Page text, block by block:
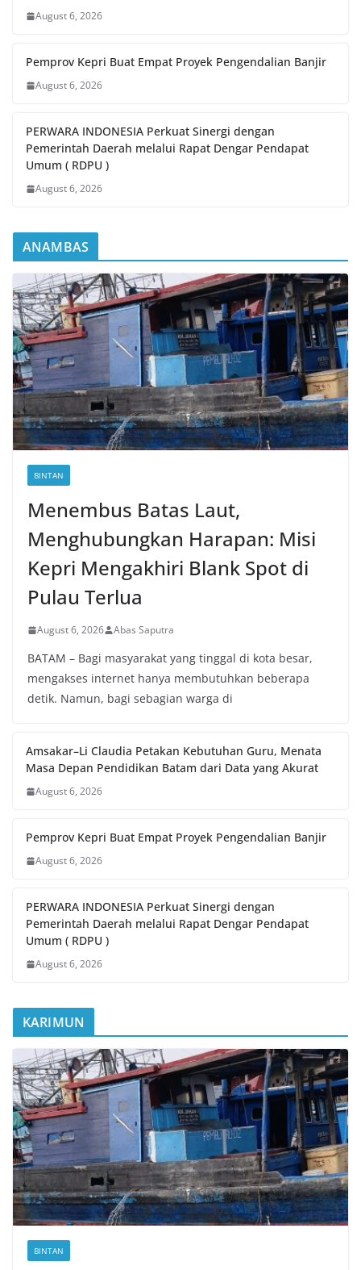
August 6, 2026
Pemprov Kepri Buat Empat Proyek Pengendalian Banjir
August 6, 2026
PERWARA INDONESIA Perkuat Sinergi dengan
Pemerintah Daerah melalui Rapat Dengar Pendapat
Umum ( RDPU )
August 6, 2026
ANAMBAS
BINTAN
Menembus Batas Laut,
Menghubungkan Harapan: Misi
Kepri Mengakhiri Blank Spot di
Pulau Terlua
August 6, 2026 Abas Saputra
BATAM – Bagi masyarakat yang tinggal di kota besar,
mengakses internet hanya membutuhkan beberapa
detik. Namun, bagi sebagian warga di
Amsakar–Li Claudia Petakan Kebutuhan Guru, Menata
Masa Depan Pendidikan Batam dari Data yang Akurat
August 6, 2026
Pemprov Kepri Buat Empat Proyek Pengendalian Banjir
August 6, 2026
PERWARA INDONESIA Perkuat Sinergi dengan
Pemerintah Daerah melalui Rapat Dengar Pendapat
Umum ( RDPU )
August 6, 2026
KARIMUN
BINTAN